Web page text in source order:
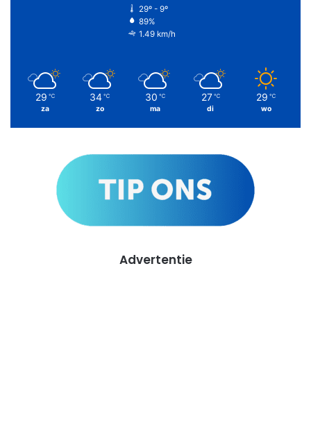
29º - 9º
89%
1.49 km/h
29 ℃
za
34 ℃
zo
30 ℃
ma
27 ℃
di
29 ℃
wo
Advertentie